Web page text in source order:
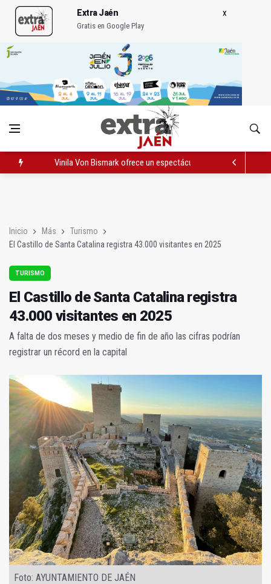
Extra Jaén
Gratis en Google Play
Vinila Von Bismark ofrece un espectáculo "rompedor" en el
Inicio Más
Turismo
El Castillo de Santa Catalina registra 43.000 visitantes en 2025
TURISMO
El Castillo de Santa Catalina registra
43.000 visitantes en 2025
A falta de dos meses y medio de fin de año las cifras podrían
registrar un récord en la capital
Foto: AYUNTAMIENTO DE JAÉN